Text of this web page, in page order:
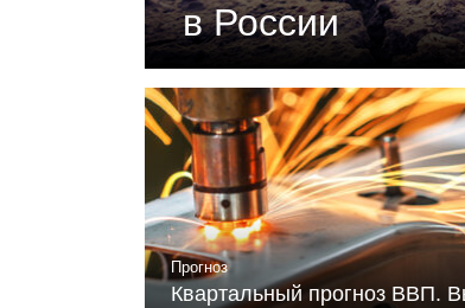
в России
Документ подготовлен
«Климатическая политика
устойчивого развития и
Читать
Прогноз
Квартальный прогноз ВВП.